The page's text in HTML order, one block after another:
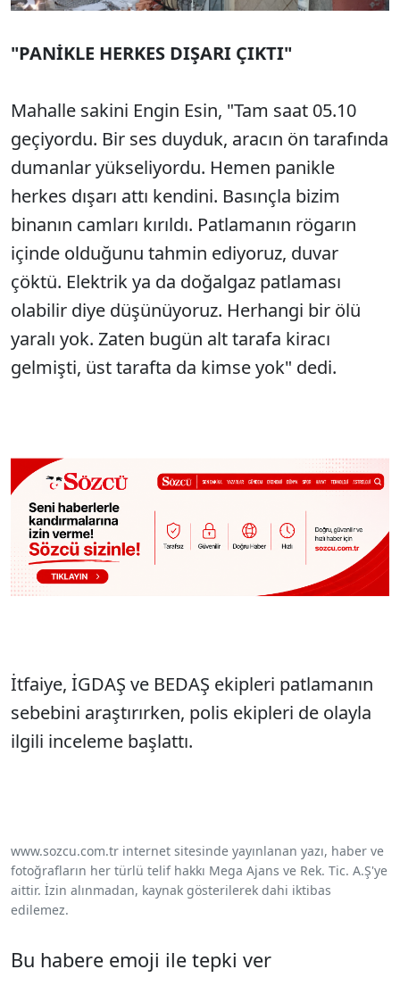
"PANİKLE HERKES DIŞARI ÇIKTI"
Mahalle sakini Engin Esin, "Tam saat 05.10
geçiyordu. Bir ses duyduk, aracın ön tarafında
dumanlar yükseliyordu. Hemen panikle
herkes dışarı attı kendini. Basınçla bizim
binanın camları kırıldı. Patlamanın rögarın
içinde olduğunu tahmin ediyoruz, duvar
çöktü. Elektrik ya da doğalgaz patlaması
olabilir diye düşünüyoruz. Herhangi bir ölü
yaralı yok. Zaten bugün alt tarafa kiracı
gelmişti, üst tarafta da kimse yok" dedi.
İtfaiye, İGDAŞ ve BEDAŞ ekipleri patlamanın
sebebini araştırırken, polis ekipleri de olayla
ilgili inceleme başlattı.
www.sozcu.com.tr internet sitesinde yayınlanan yazı, haber ve
fotoğrafların her türlü telif hakkı Mega Ajans ve Rek. Tic. A.Ş'ye
aittir. İzin alınmadan, kaynak gösterilerek dahi iktibas
edilemez.
Bu habere emoji ile tepki ver